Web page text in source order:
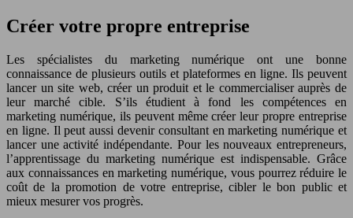
Créer votre propre entreprise
Les spécialistes du marketing numérique ont une bonne
connaissance de plusieurs outils et plateformes en ligne. Ils peuvent
lancer un site web, créer un produit et le commercialiser auprès de
leur marché cible. S’ils étudient à fond les compétences en
marketing numérique, ils peuvent même créer leur propre entreprise
en ligne. Il peut aussi devenir consultant en marketing numérique et
lancer une activité indépendante. Pour les nouveaux entrepreneurs,
l’apprentissage du marketing numérique est indispensable. Grâce
aux connaissances en marketing numérique, vous pourrez réduire le
coût de la promotion de votre entreprise, cibler le bon public et
mieux mesurer vos progrès.